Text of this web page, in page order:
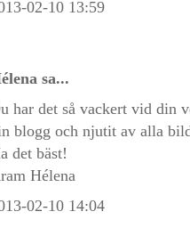
02-10 13:59
sa...
har det så vackert vid din
blogg och njutit av alla
det bäst!
Hélena
02-10 14:04